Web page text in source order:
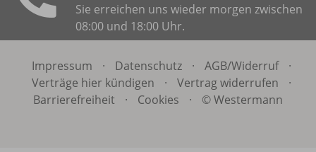
Sie erreichen uns wieder morgen zwischen
08:00 und 18:00 Uhr.
Impressum · Datenschutz · AGB/Widerruf
·
Verträge hier kündigen
· Vertrag widerrufen
·
Barrierefreiheit
· Cookies · © Westermann